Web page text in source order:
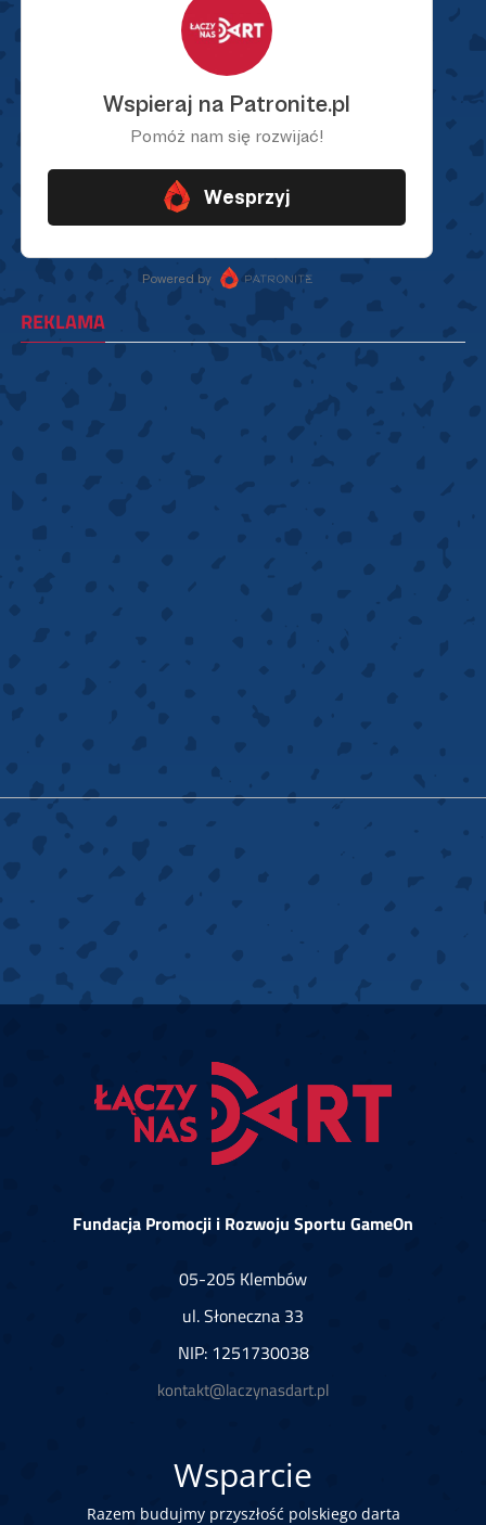
REKLAMA
Fundacja Promocji i Rozwoju Sportu GameOn
05-205 Klembów
ul. Słoneczna 33
NIP: 1251730038
kontakt@laczynasdart.pl
Wsparcie
Razem budujmy przyszłość polskiego darta